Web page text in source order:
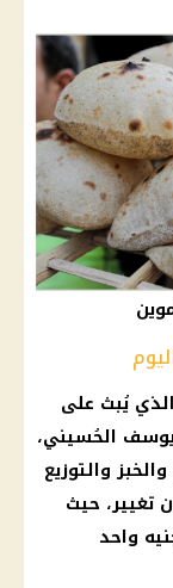
يُبث على
يوسف الحُسيني،
والتوزيع
تغيير، حيث
واحد